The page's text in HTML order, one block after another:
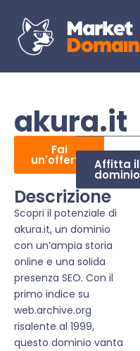
akura.it
Fai
un'offerta Affitta il
dominio
Descrizione
Scopri il potenziale di
akura.it, un dominio
con un’ampia storia
online e una solida
presenza SEO. Con il
primo indice su
web.archive.org
risalente al 1999,
questo dominio vanta